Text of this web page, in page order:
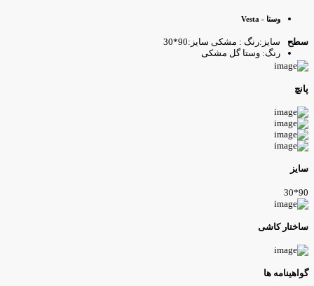
وستا - Vesta
سایز:رنگ : مشکی سایز:90*30
رنگ: وستا گل مشکی
کاشی
ها